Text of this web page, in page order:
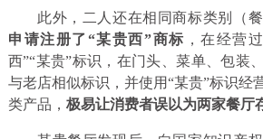
此外，二人还在相同商标类别（
申请注册了“某贵西”商标 ，在经营
西”“某贵”标识，在门头、菜单、包装
与老店相似标识，并使用“某贵”标识经
类产品， 极易让消费者误以为两家餐厅